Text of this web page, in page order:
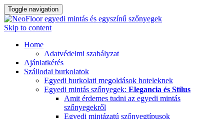
Toggle navigation
Skip to content
Home
Adatvédelmi szabályzat
Ajánlatkérés
Szállodai burkolatok
Egyedi burkolati megoldások hoteleknek
Egyedi mintás szőnyegek: Elegancia és Stílus
Amit érdemes tudni az egyedi mintás
szőnyegekről
Egyedi mintázatú szőnyegtípusok